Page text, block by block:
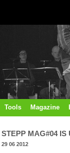
Tools Magazine
STEPP MAG#04 IS
29 06 2012